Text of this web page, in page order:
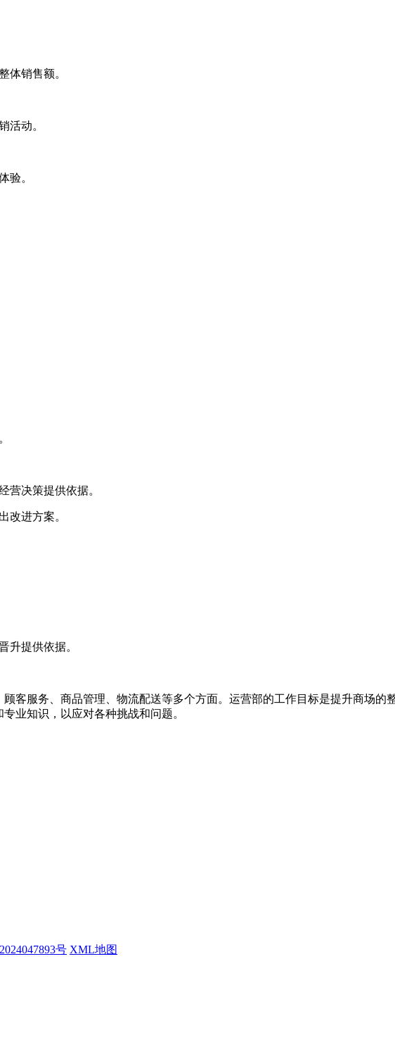
体销售额。
活动。
验。
营决策提供依据。
改进方案。
升提供依据。
客服务、商品管理、物流配送等多个方面。运营部的工作目标是提升商场的
业知识，以应对各种挑战和问题。
号 XML地图